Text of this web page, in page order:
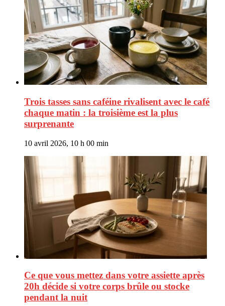
Trois tasses sans caféine rivalisent avec le café
chaque matin : la troisième est la plus
surprenante
10 avril 2026, 10 h 00 min
Ce que vous mettez dans votre assiette après
20h décide si votre corps brûle ou stocke
pendant la nuit